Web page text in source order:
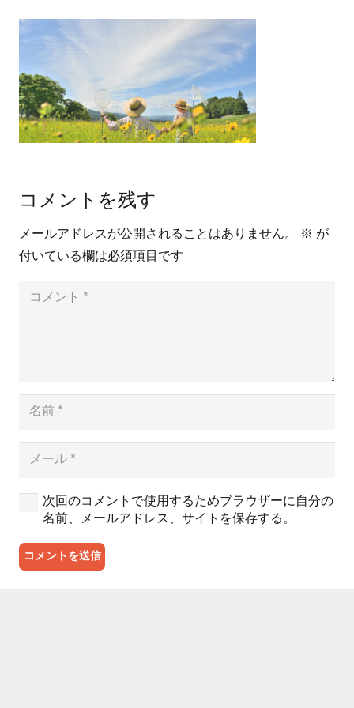
コメントを残す
メールアドレスが公開されることはありません。 ※ が
付いている欄は必須項目です
次回のコメントで使用するためブラウザーに自分の
名前、メールアドレス、サイトを保存する。
コメントを送信